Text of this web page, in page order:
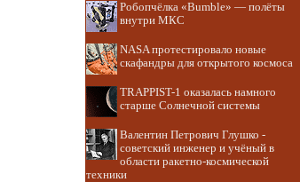
Робопчёлка «Bumble» — полёты
внутри МКС
NASA протестировало новые
скафандры для открытого космоса
TRAPPIST-1 оказалась намного
старше Солнечной системы
Валентин Петрович Глушко -
советский инженер и учёный в
области ракетно-космической
техники